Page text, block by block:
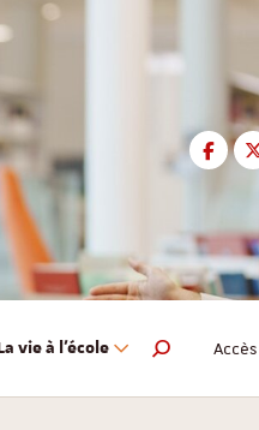
vie à l'école
Moteur de